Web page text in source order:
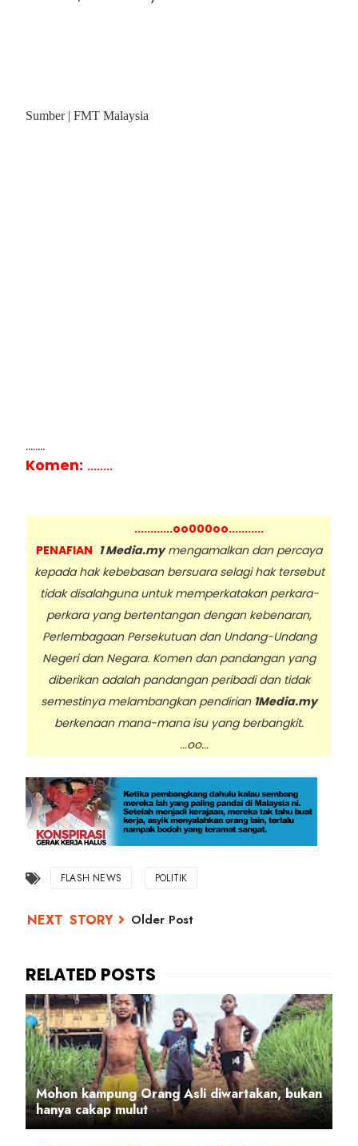
Sumber | FMT Malaysia
........
Komen: ........
............oo000oo...........
PENAFIAN 1 Media.mymengamalkan dan percaya
kepada hak kebebasan bersuara selagi hak tersebut
tidak disalahguna untuk memperkatakan perkara-
perkara yang bertentangan dengan kebenaran,
Perlembagaan Persekutuan dan Undang-Undang
Negeri dan Negara. Komen dan pandangan yang
diberikan adalah pandangan peribadi dan tidak
semestinya melambangkan pendirian 1Media.my
berkenaan mana-mana isu yang berbangkit.
...oo...
FLASH NEWS POLITIK
Older Post
Mohon kampung Orang Asli diwartakan, bukan
hanya cakap mulut